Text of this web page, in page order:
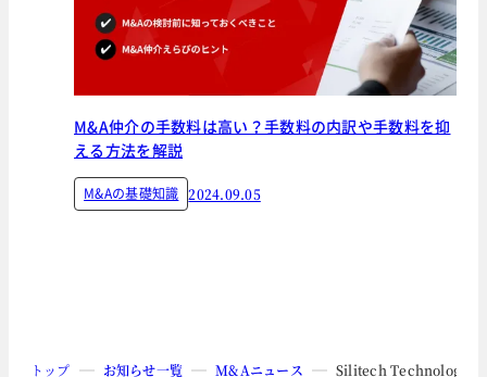
M&A仲介の手数料は高い？手数料の内訳や手数料を抑
える方法を解説
M&Aの基礎知識 2024.09.05
トップ お知らせ一覧 M&Aニュース Silitech Technology